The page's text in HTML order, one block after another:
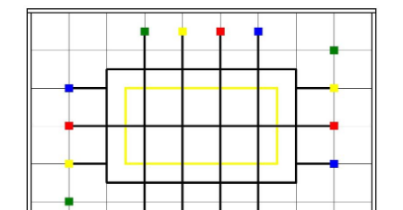
Obrázek